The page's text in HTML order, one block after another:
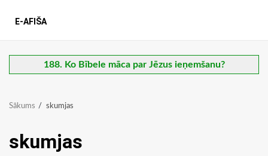
E-AFIŠA
188. Ko Bībele māca par Jēzus ieņemšanu?
Sākums skumjas
skumjas